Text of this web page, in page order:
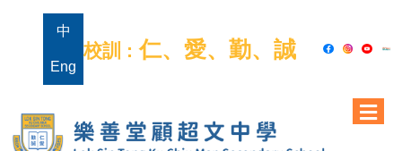
中
Eng
校訓 : 仁、愛、勤、誠